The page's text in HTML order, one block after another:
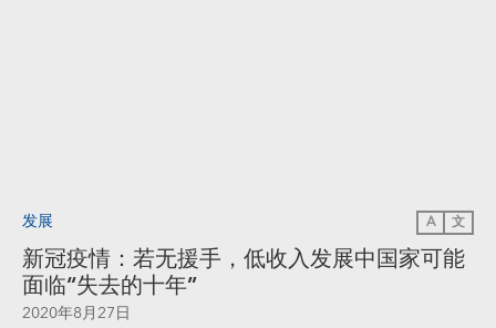
发展 A 文
新冠疫情：若无援手，低收入发展中国家可能
面临“失去的十年”
2020年8月27日